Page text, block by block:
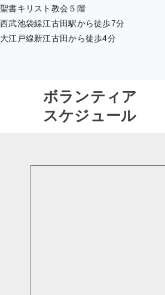
聖書キリスト教会５階
西武池袋線江古田駅から徒歩7分
大江戸線新江古田から徒歩4分
ボランティア
スケジュール